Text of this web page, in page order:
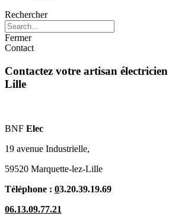
Rechercher
Fermer
Contact
Contactez votre artisan
Lille
BNF Elec
19 avenue Industrielle,
59520 Marquette-lez-Lille
Téléphone : 03.20.39.19.69
06.13.09.77.21